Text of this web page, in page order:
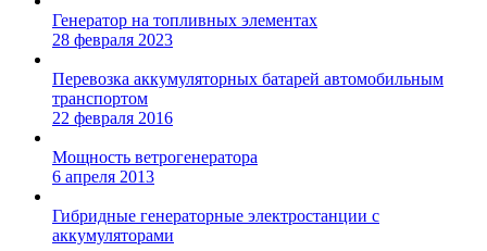
Генератор на топливных элементах
28 февраля 2023
Перевозка аккумуляторных батарей автомобильным
транспортом
22 февраля 2016
Мощность ветрогенератора
6 апреля 2013
Гибридные генераторные электростанции с
аккумуляторами